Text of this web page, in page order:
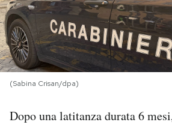
NEWSLETTER
I MIEI PREFERITI
(Sabina Crisan/dpa)
Dopo una latitanza durata 6